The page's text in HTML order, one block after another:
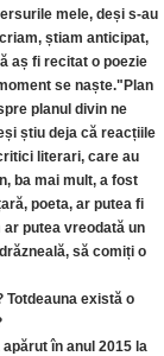
mele, deși s-au
știam anticipat,
aș fi recitat o poezie
se naște."Plan
planul divin ne
știu deja că reacțiile
literari, care au
ba mai mult, a fost
poeta, ar putea fi
putea vreodată un
să comiți o
Totdeauna există o
în anul 2015 la